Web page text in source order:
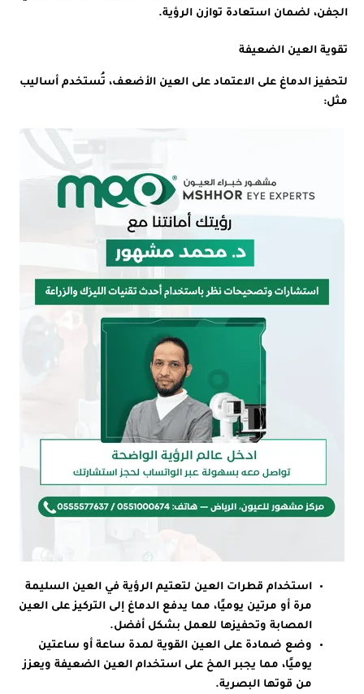
الجفن، لضمان استعادة توازن الرؤية.
تقوية العين الضعيفة
لتحفيز الدماغ على الاعتماد على العين الأضعف، تُستخدم أساليب
مثل:
استخدام قطرات العين لتعتيم الرؤية في العين السليمة
مرة أو مرتين يوميًا، مما يدفع الدماغ إلى التركيز على العين
المصابة وتحفيزها للعمل بشكل أفضل.
وضع ضمادة على العين القوية لمدة ساعة أو ساعتين
يوميًا، مما يجبر المخ على استخدام العين الضعيفة ويعزز
من قوتها البصرية.